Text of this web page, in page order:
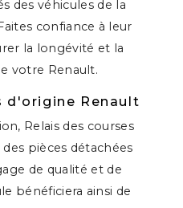
des véhicules de la
confiance à leur
la longévité et la
votre Renault.
d'origine Renault
Relais des courses
pièces détachées
de qualité et de
bénéficiera ainsi de